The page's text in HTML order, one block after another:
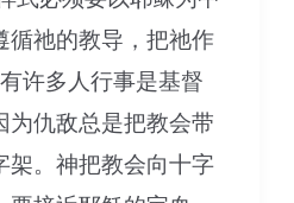
循祂的教导，把祂作
许多人行事是基督
为仇敌总是把教会带
架。神把教会向十字